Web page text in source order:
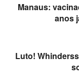
Manaus:
anos
Luto!